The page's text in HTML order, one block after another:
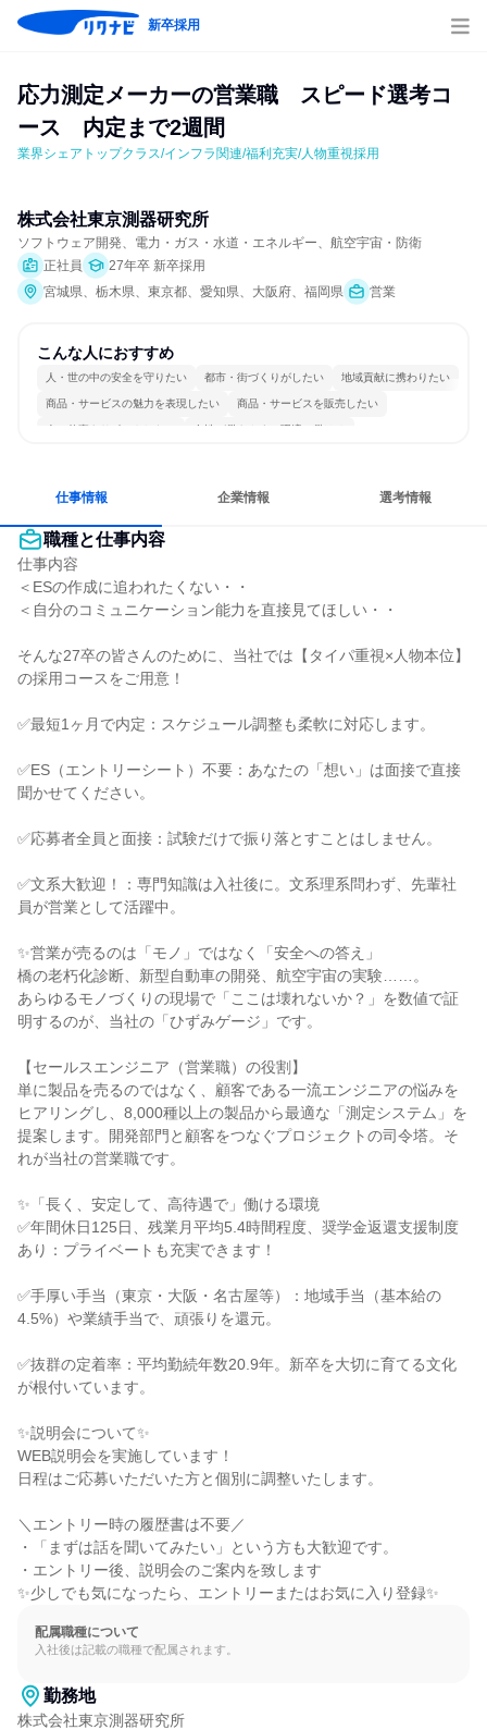
新卒採用
応力測定メーカーの営業職　スピード選考コ
ース　内定まで2週間
業界シェアトップクラス/インフラ関連/福利充実/人物重視採用
株式会社東京測器研究所
ソフトウェア開発、電力・ガス・水道・エネルギー、航空宇宙・防衛
正社員
27年卒 新卒採用
宮城県、栃木県、東京都、愛知県、大阪府、福岡県
営業
こんな人におすすめ
人・世の中の安全を守りたい 都市・街づくりがしたい 地域貢献に携わりたい
商品・サービスの魅力を表現したい 商品・サービスを販売したい
人の仕事をサポートしたい 女性が働きやすい環境で働ける
仕事情報 企業情報 選考情報
職種と仕事内容
仕事内容
＜ESの作成に追われたくない・・
＜自分のコミュニケーション能力を直接見てほしい・・
そんな27卒の皆さんのために、当社では【タイパ重視×人物本位】
の採用コースをご用意！
✅最短1ヶ月で内定：スケジュール調整も柔軟に対応します。
✅ES（エントリーシート）不要：あなたの「想い」は面接で直接
聞かせてください。
✅応募者全員と面接：試験だけで振り落とすことはしません。
✅文系大歓迎！：専門知識は入社後に。文系理系問わず、先輩社
員が営業として活躍中。
✨営業が売るのは「モノ」ではなく「安全への答え」
橋の老朽化診断、新型自動車の開発、航空宇宙の実験……。
あらゆるモノづくりの現場で「ここは壊れないか？」を数値で証
明するのが、当社の「ひずみゲージ」です。
【セールスエンジニア（営業職）の役割】
単に製品を売るのではなく、顧客である一流エンジニアの悩みを
ヒアリングし、8,000種以上の製品から最適な「測定システム」を
提案します。開発部門と顧客をつなぐプロジェクトの司令塔。そ
れが当社の営業職です。
✨「長く、安定して、高待遇で」働ける環境
✅年間休日125日、残業月平均5.4時間程度、奨学金返還支援制度
あり：プライベートも充実できます！
✅手厚い手当（東京・大阪・名古屋等）：地域手当（基本給の
4.5%）や業績手当で、頑張りを還元。
✅抜群の定着率：平均勤続年数20.9年。新卒を大切に育てる文化
が根付いています。
✨説明会について✨
WEB説明会を実施しています！
日程はご応募いただいた方と個別に調整いたします。
＼エントリー時の履歴書は不要／
・「まずは話を聞いてみたい」という方も大歓迎です。
・エントリー後、説明会のご案内を致します
✨少しでも気になったら、エントリーまたはお気に入り登録✨
配属職種について
入社後は記載の職種で配属されます。
勤務地
株式会社東京測器研究所